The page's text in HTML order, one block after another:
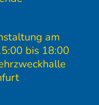
am
bis 18:00